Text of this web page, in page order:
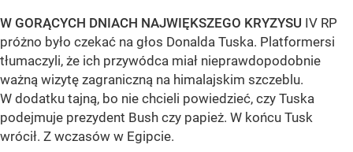
W GORĄCYCH DNIACH NAJWIĘKSZEGO KRYZYSU IV RP
próżno było czekać na głos Donalda Tuska. Platformersi
tłumaczyli, że ich przywódca miał nieprawdopodobnie
ważną wizytę zagraniczną na himalajskim szczeblu.
W dodatku tajną, bo nie chcieli powiedzieć, czy Tuska
podejmuje prezydent Bush czy papież. W końcu Tusk
wrócił. Z wczasów w Egipcie.